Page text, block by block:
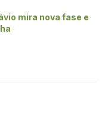
mira nova fase e